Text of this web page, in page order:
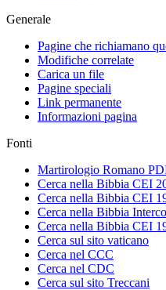
Generale
Pagine che richiamano
Modifiche correlate
Carica un file
Pagine speciali
Link permanente
Informazioni pagina
Fonti
Martirologio Romano
Cerca nella Bibbia CEI
Cerca nella Bibbia CEI
Cerca nella Bibbia
Cerca nella Bibbia CEI
Cerca sul sito vaticano
Cerca nel CCC
Cerca nel CDC
Cerca sul sito Treccani